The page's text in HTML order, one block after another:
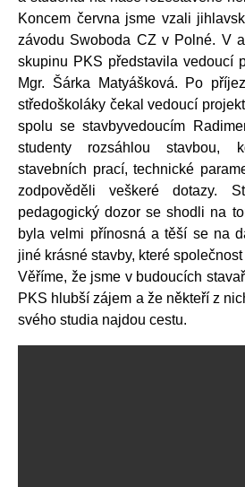
Koncem června jsme vzali
závodu Swoboda CZ v Polné. V
skupinu PKS představila vedoucí
Mgr. Šárka Matyášková. Po
středoškoláky čekal vedoucí
spolu se stavbyvedoucím
studenty rozsáhlou stavbou,
stavebních prací, technické
zodpověděli veškeré dotazy.
pedagogický dozor se shodli na
byla velmi přínosná a těší se na
jiné krásné stavby, které
Věříme, že jsme v budoucích
PKS hlubší zájem a že někteří z
svého studia najdou cestu.